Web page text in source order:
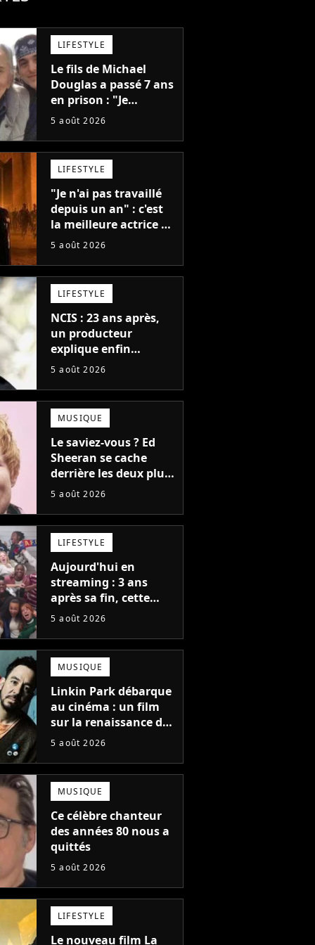
LIFESTYLE
Le fils de Michael
Douglas a passé 7 ans
en prison : "Je
distribuais des joints
5 août 2026
LIFESTYLE
"Je n'ai pas travaillé
depuis un an" : c'est
la meilleure actrice de
L'Odyssée, mais
donner de rôle au
cinéma
5 août 2026
LIFESTYLE
NCIS : 23 ans après,
un producteur
explique enfin
l'origine de l'idée la
(et on ne parle pas du
bateau)
5 août 2026
MUSIQUE
Le saviez-vous ? Ed
Sheeran se cache
derrière les deux plus
gros tubes du
5 août 2026
LIFESTYLE
Aujourd'hui en
streaming : 3 ans
après sa fin, cette
série aux 13 Emmy
une suite...
totalement différente
5 août 2026
MUSIQUE
Linkin Park débarque
au cinéma : un film
sur la renaissance du
groupe arrive en
5 août 2026
MUSIQUE
Ce célèbre chanteur
des années 80 nous a
quittés
5 août 2026
LIFESTYLE
Le nouveau film La